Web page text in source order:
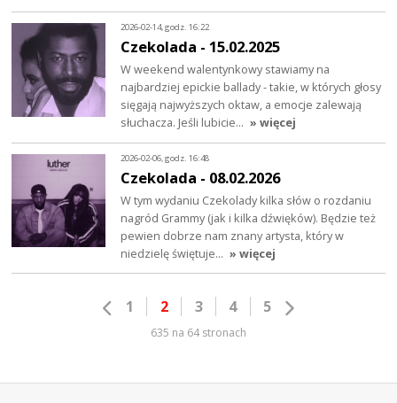
2026-02-14, godz. 16:22
Czekolada - 15.02.2025
W weekend walentynkowy stawiamy na
najbardziej epickie ballady - takie, w których głosy
sięgają najwyższych oktaw, a emocje zalewają
słuchacza. Jeśli lubicie… » więcej
2026-02-06, godz. 16:48
Czekolada - 08.02.2026
W tym wydaniu Czekolady kilka słów o rozdaniu
nagród Grammy (jak i kilka dźwięków). Będzie też
pewien dobrze nam znany artysta, który w
niedzielę świętuje… » więcej
1 2 3 4 5
635 na 64 stronach